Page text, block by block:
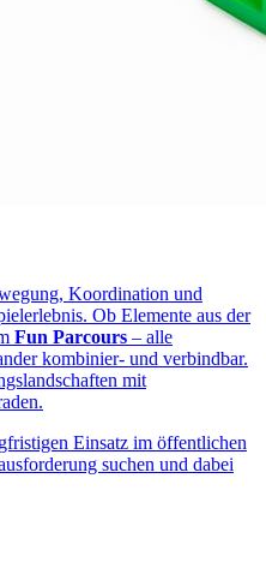
Koordination und
Ob Elemente aus der
Fun Parcours – alle
kombinier- und verbindbar.
mit
Einsatz im öffentlichen
suchen und dabei